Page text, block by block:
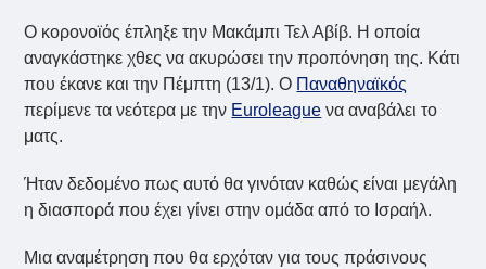
Ο κορονοϊός έπληξε την Μακάμπι Τελ Αβίβ. Η οποία
αναγκάστηκε χθες να ακυρώσει την προπόνηση της. Κάτι
που έκανε και την Πέμπτη (13/1). Ο Παναθηναϊκός
περίμενε τα νεότερα με την Euroleague να αναβάλει το
ματς.
Ήταν δεδομένο πως αυτό θα γινόταν καθώς είναι μεγάλη
η διασπορά που έχει γίνει στην ομάδα από το Ισραήλ.
Μια αναμέτρηση που θα ερχόταν για τους πράσινους